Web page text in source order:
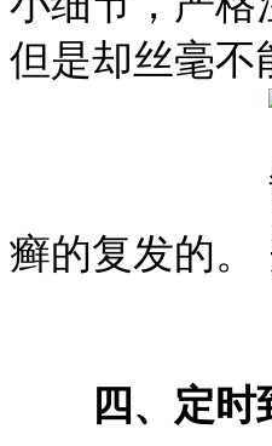
但是却丝毫不
癣的复发的。
四、定